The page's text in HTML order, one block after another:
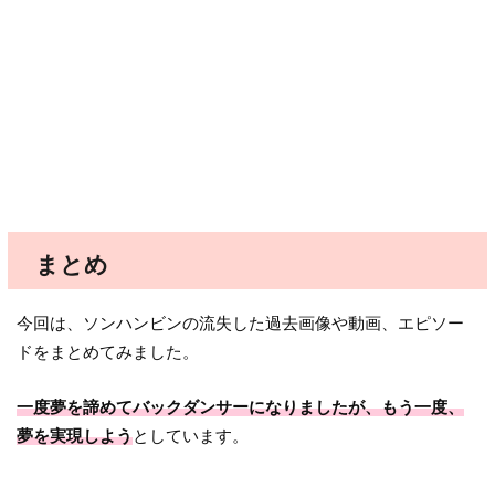
まとめ
今回は、ソンハンビンの流失した過去画像や動画、エピソー
ドをまとめてみました。
一度夢を諦めてバックダンサーになりましたが、もう一度、
夢を実現しようとしています。